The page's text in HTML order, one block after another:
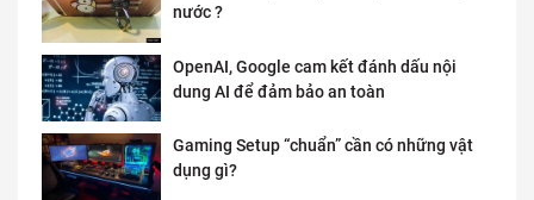
nước ?
OpenAI, Google cam kết đánh dấu nội
dung AI để đảm bảo an toàn
Gaming Setup “chuẩn” cần có những vật
dụng gì?